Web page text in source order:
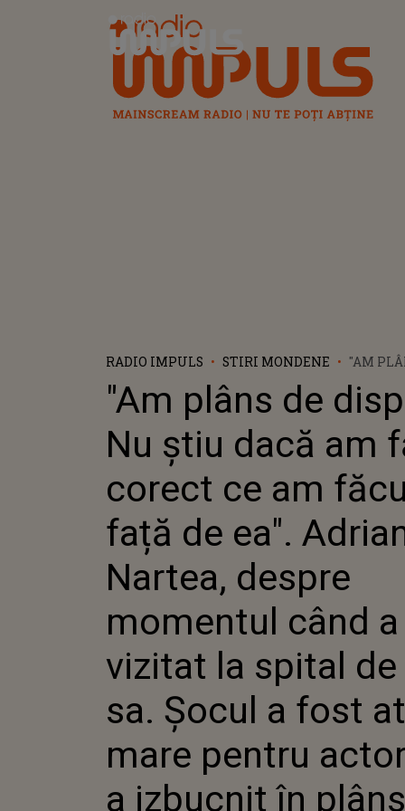
Radio Impuls
RADIO IMPULS STIRI MONDENE
"AM
DACĂ
FAȚĂ DE
FOST
DE FIICA
FOST
PENTRU
"Am plâns de
Nu știu dacă am
corect ce am
față de ea".
Nartea, despre
momentul când
vizitat la spital
sa. Șocul a fost
mare pentru
a izbucnit în plâns